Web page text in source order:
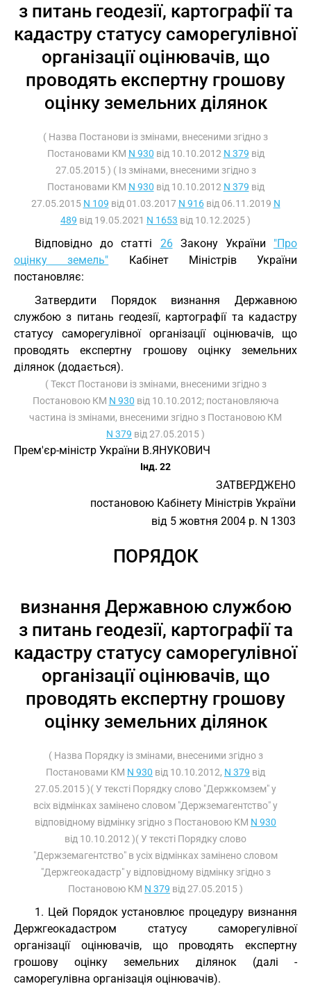
з питань геодезії, картографії та
кадастру статусу саморегулівної
організації оцінювачів, що
проводять експертну грошову
оцінку земельних ділянок
( Назва Постанови із змінами, внесеними згідно з
Постановами КМ N 930 від 10.10.2012 N 379 від
27.05.2015 ) ( Із змінами, внесеними згідно з
Постановами КМ N 930 від 10.10.2012 N 379 від
27.05.2015 N 109 від 01.03.2017 N 916від 06.11.2019 N
489 від 19.05.2021 N 1653 від 10.12.2025 )
Відповідно до статті 26Закону України "Про
оцінку земель" Кабінет Міністрів України
постановляє:
Затвердити Порядок визнання Державною
службою з питань геодезії, картографії та кадастру
статусу саморегулівної організації оцінювачів, що
проводять експертну грошову оцінку земельних
ділянок (додається).
( Текст Постанови із змінами, внесеними згідно з
Постановою КМ N 930 від 10.10.2012; постановляюча
частина із змінами, внесеними згідно з Постановою КМ
N 379 від 27.05.2015 )
Прем'єр-міністр України В.ЯНУКОВИЧ
Інд. 22
ЗАТВЕРДЖЕНО
постановою Кабінету Міністрів України
від 5 жовтня 2004 р. N 1303
ПОРЯДОК
визнання Державною службою
з питань геодезії, картографії та
кадастру статусу саморегулівної
організації оцінювачів, що
проводять експертну грошову
оцінку земельних ділянок
( Назва Порядку із змінами, внесеними згідно з
Постановами КМ N 930 від 10.10.2012, N 379 від
27.05.2015 )( У тексті Порядку слово "Держкомзем" у
всіх відмінках замінено словом "Держземагентство" у
відповідному відмінку згідно з Постановою КМ N 930
від 10.10.2012 )( У тексті Порядку слово
"Держземагентство" в усіх відмінках замінено словом
"Держгеокадастр" у відповідному відмінку згідно з
Постановою КМ N 379 від 27.05.2015 )
1. Цей Порядок установлює процедуру визнання
Держгеокадастром статусу саморегулівної
організації оцінювачів, що проводять експертну
грошову оцінку земельних ділянок (далі -
саморегулівна організація оцінювачів).